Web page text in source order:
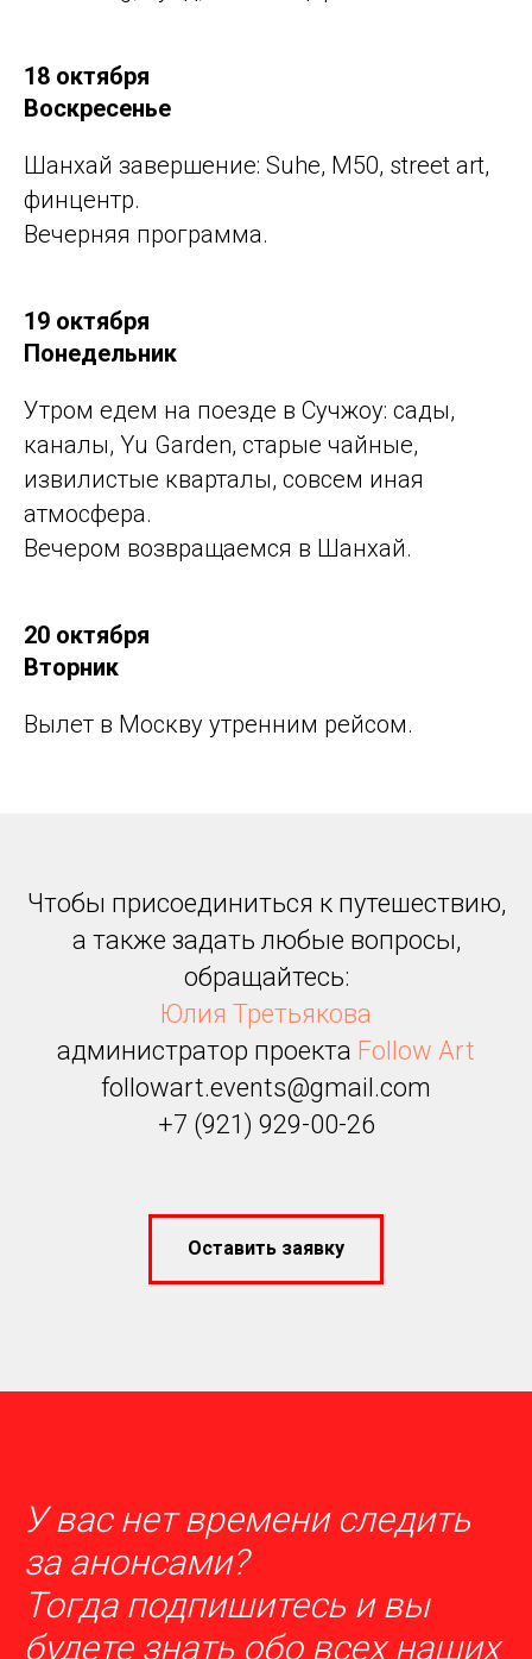
18 октября
Воскресенье
Шанхай завершение: Suhe, M50, street art,
финцентр.
Вечерняя программа.
19 октября
Понедельник
Утром едем на поезде в Сучжоу: сады,
каналы, Yu Garden, старые чайные,
извилистые кварталы, совсем иная
атмосфера.
Вечером возвращаемся в Шанхай.
20 октября
Вторник
Вылет в Москву утренним рейсом.
Чтобы присоединиться к путешествию,
а также задать любые вопросы,
обращайтесь:
Юлия Третьякова
администратор проекта Follow Art
followart.events@gmail.com
+7 (921) 929-00-26
Оставить заявку
У вас нет времени следить
за анонсами?
Тогда подпишитесь и вы
будете знать обо всех наших